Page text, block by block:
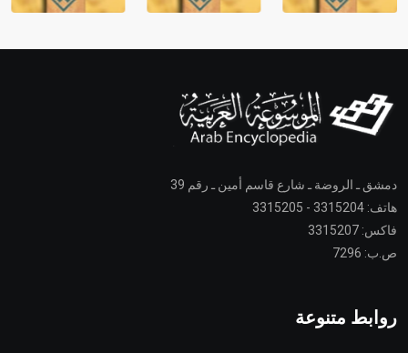
دمشق ـ الروضة ـ شارع قاسم أمين ـ رقم 39
هاتف: 3315204 - 3315205
فاكس: 3315207
ص.ب: 7296
روابط متنوعة